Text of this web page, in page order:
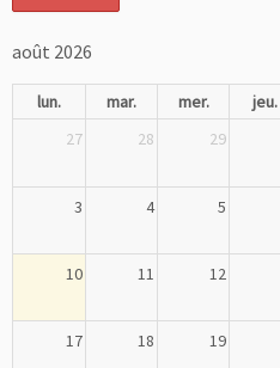
du
produit
août 2026
lun. mar. mer. jeu.
27
28 29
3 4 5
10 11 12
17 18 19